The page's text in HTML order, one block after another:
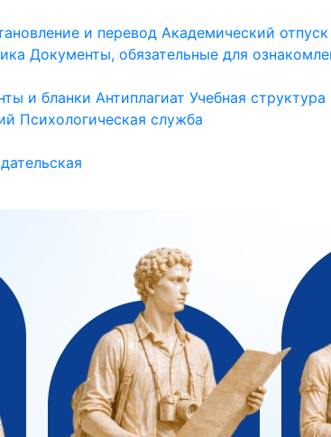
и перевод Академический отпуск
Документы, обязательные для
и бланки Антиплагиат Учебная структура
Психологическая служба